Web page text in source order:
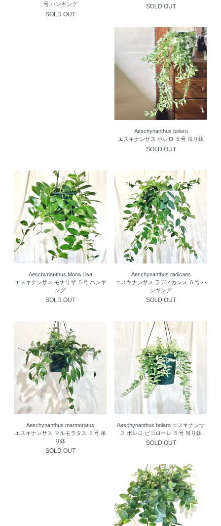
号 ハンギング
SOLD OUT
SOLD OUT
Aeschynanthus bolero
エスキナンサス ボレロ ５号 吊り鉢
SOLD OUT
Aeschynanthus Mona Lisa
エスキナンサス モナリザ ５号 ハンギ
ング
SOLD OUT
Aeschynanthus radicans
エスキナンサス ラディカンス ５号 ハ
ンギング
SOLD OUT
Aeschynanthus marmoratus
エスキナンサス マルモラタス ５号 吊
り鉢
SOLD OUT
Aeschynanthus bolero エスキナンサ
ス ボレロ ビコローレ ５号 吊り鉢
SOLD OUT